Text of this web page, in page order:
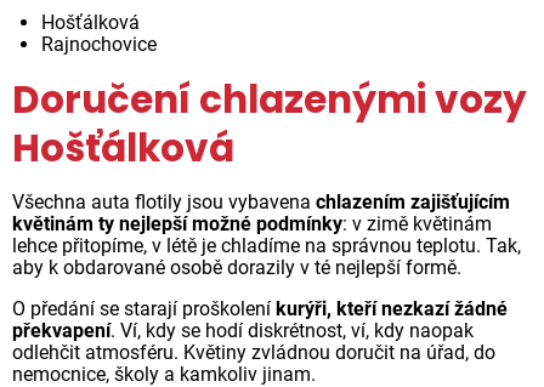
Hošťálková
Rajnochovice
Doručení chlazenými vozy
Hošťálková
Všechna auta flotily jsou vybavena chlazením zajišťujícím
květinám ty nejlepší možné podmínky: v zimě květinám
lehce přitopíme, v létě je chladíme na správnou teplotu. Tak,
aby k obdarované osobě dorazily v té nejlepší formě.
O předání se starají proškolení kurýři, kteří nezkazí žádné
překvapení. Ví, kdy se hodí diskrétnost, ví, kdy naopak
odlehčit atmosféru. Květiny zvládnou doručit na úřad, do
nemocnice, školy a kamkoliv jinam.